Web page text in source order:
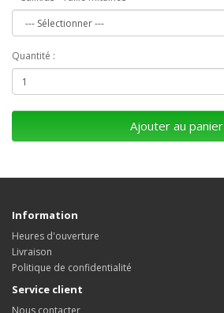
Quantité :
Ajouter au panier
Information
Heures d'ouverture
Livraison
Politique de confidentialité
Service client
Nous contacter